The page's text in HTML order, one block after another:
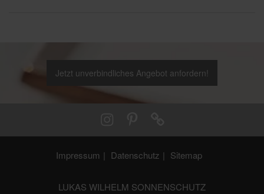
Jetzt unverbindliches Angebot anfordern!
Impressum Datenschutz Sitemap
LUKAS WILHELM SONNENSCHUTZ